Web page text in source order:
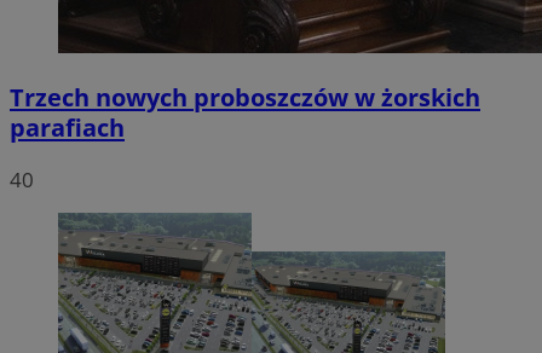
Trzech nowych proboszczów w żorskich
parafiach
40